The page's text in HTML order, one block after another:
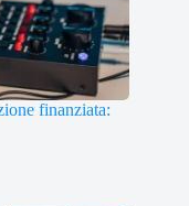
finanziata: